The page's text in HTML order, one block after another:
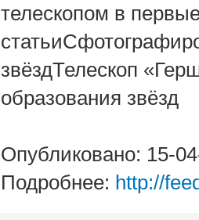
телескопом в
звёздТелескоп
образования звёзд
Опубликовано: 15-
Подробнее: http://